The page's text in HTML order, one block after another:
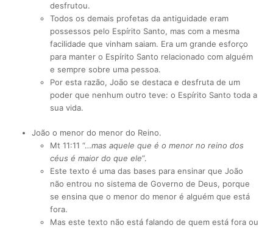
desfrutou.
Todos os demais profetas da antiguidade eram
possessos pelo Espírito Santo, mas com a mesma
facilidade que vinham saiam. Era um grande esforço
para manter o Espírito Santo relacionado com alguém
e sempre sobre uma pessoa.
Por esta razão, João se destaca e desfruta de um
poder que nenhum outro teve: o Espírito Santo toda a
sua vida.
João o menor do menor do Reino.
Mt 11:11 “…mas aquele que é o menor no reino dos
céus é maior do que ele”.
Este texto é uma das bases para ensinar que João
não entrou no sistema de Governo de Deus, porque
se ensina que o menor do menor é alguém que está
fora.
Mas este texto não está falando de quem está fora ou